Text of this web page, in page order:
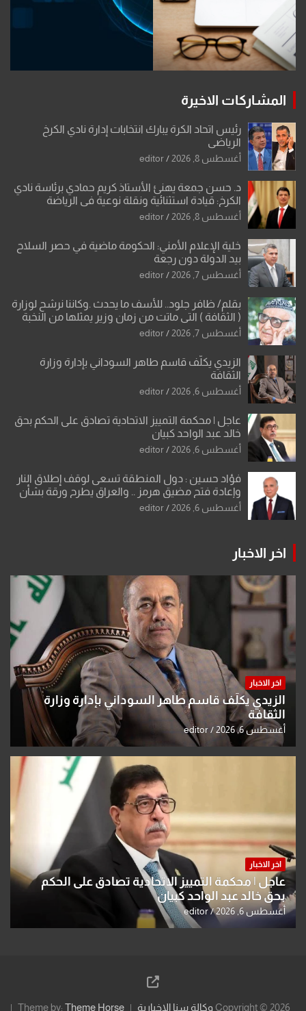
المشاركات الاخيرة
رئيس اتحاد الكرة يبارك انتخابات إدارة نادي الكرخ
الرياضي
أغسطس 8, 2026 editor
د. حسن جمعة يهنئ الأستاذ كريم حمادي برئاسة نادي
الكرخ: قيادة استثنائية ونقلة نوعية في الرياضة
العراقية
أغسطس 8, 2026 editor
خلية الإعلام الأمني: الحكومة ماضية في حصر السلاح
بيد الدولة دون رجعة
أغسطس 7, 2026 editor
بقلم/ ظافر جلود.. للأسف ما يحدث .وكاننا نرشح لوزارة
( الثقافة ) التي ماتت من زمان وزير يمثلها من النخبة
والإرث العظيم للثقافة العراقية..
أغسطس 7, 2026 editor
الزيدي يكلّف قاسم طاهر السوداني بإدارة وزارة
الثقافة
أغسطس 6, 2026 editor
عاجل | محكمة التمييز الاتحادية تصادق على الحكم بحق
خالد عبد الواحد كبيان
أغسطس 6, 2026 editor
فؤاد حسين : دول المنطقة تسعى لوقف إطلاق النار
وإعادة فتح مضيق هرمز .. والعراق يطرح ورقة بشأن
تحولات القدس
أغسطس 6, 2026 editor
اخر الاخبار
اخر الاخبار
الزيدي يكلّف قاسم طاهر السوداني بإدارة وزارة
الثقافة
أغسطس 6, 2026 editor
اخر الاخبار
عاجل | محكمة التمييز الاتحادية تصادق على الحكم
بحق خالد عبد الواحد كبيان
أغسطس 6, 2026 editor
Copyright © 2026 وكالة سنا الاخبارية Theme by: Theme Horse